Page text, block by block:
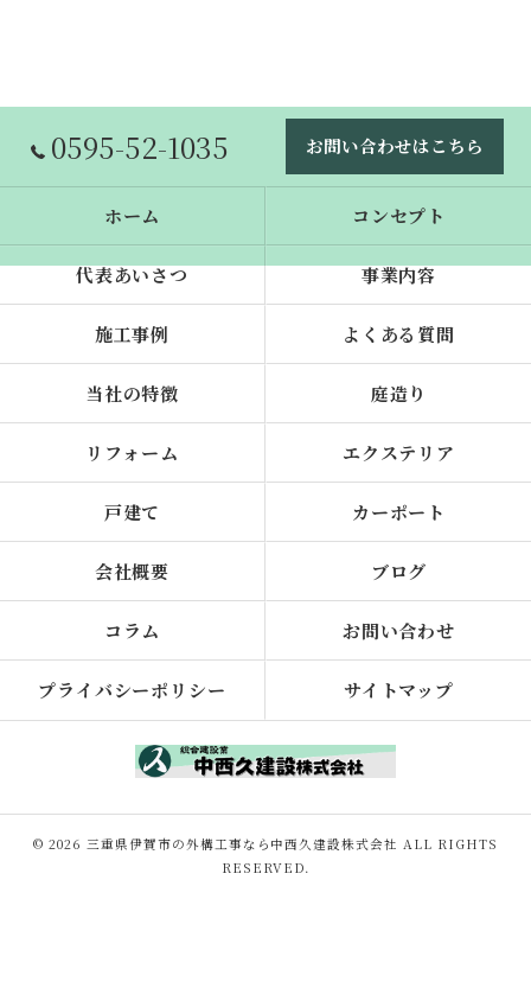
0595-52-1035 お問い合わせはこちら
ホーム コンセプト
代表あいさつ 事業内容
施工事例 よくある質問
当社の特徴 庭造り
リフォーム エクステリア
戸建て カーポート
会社概要 ブログ
コラム お問い合わせ
プライバシーポリシー サイトマップ
© 2026 三重県伊賀市の外構工事なら中西久建設株式会社 ALL RIGHTS
RESERVED.